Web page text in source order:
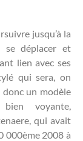
jusqu’à la
se déplacer et
lien avec ses
qui sera, on
donc un modèle
voyante,
qui avait
000ème 2008 à